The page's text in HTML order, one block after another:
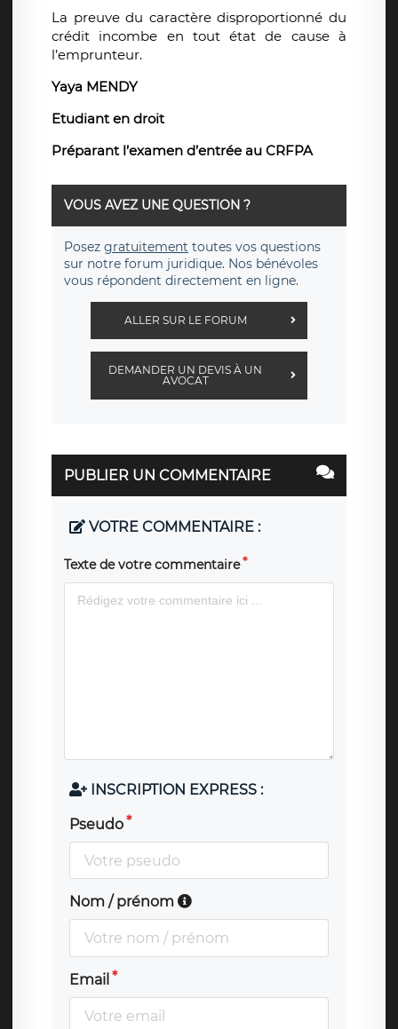
La preuve du caractère disproportionné du
crédit incombe en tout état de cause à
l’emprunteur.
Yaya MENDY
Etudiant en droit
Préparant l’examen d’entrée au CRFPA
VOUS AVEZ UNE QUESTION ?
Posez gratuitement toutes vos questions
sur notre forum juridique. Nos bénévoles
vous répondent directement en ligne.
ALLER SUR LE FORUM
DEMANDER UN DEVIS À UN
AVOCAT
PUBLIER UN COMMENTAIRE
VOTRE COMMENTAIRE :
Texte de votre commentaire
INSCRIPTION EXPRESS :
Pseudo
Nom / prénom
Email